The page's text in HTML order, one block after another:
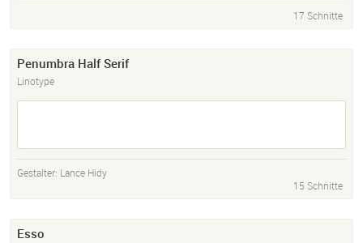
17 Schnitte
Penumbra Half Serif
Linotype
Gestalter: Lance Hidy
15 Schnitte
Esso